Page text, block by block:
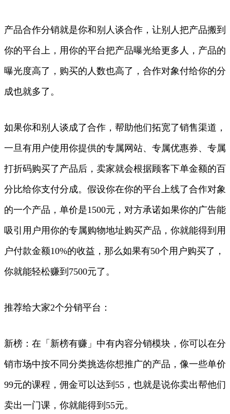
产品合作分销就是你和别人谈合作，让别人把产品搬到
你的平台上，用你的平台把产品曝光给更多人，产品的
曝光度高了，购买的人数也高了，合作对象付给你的分
成也就多了。
如果你和别人谈成了合作，帮助他们拓宽了销售渠道，
一旦有用户使用你提供的专属网站、专属优惠券、专属
打折码购买了产品后，卖家就会根据顾客下单金额的百
分比给你支付分成。假设你在你的平台上线了合作对象
的一个产品，单价是1500元，对方承诺如果你的广告能
吸引用户用你的专属购物地址购买产品，你就能得到用
户付款金额10%的收益，那么如果有50个用户购买了，
你就能轻松赚到7500元了。
推荐给大家2个分销平台：
新榜：在「新榜有赚」中有内容分销模块，你可以在分
销市场中按不同分类挑选你想推广的产品，像一些单价
99元的课程，佣金可以达到55，也就是说你卖出帮他们
卖出一门课，你就能得到55元。